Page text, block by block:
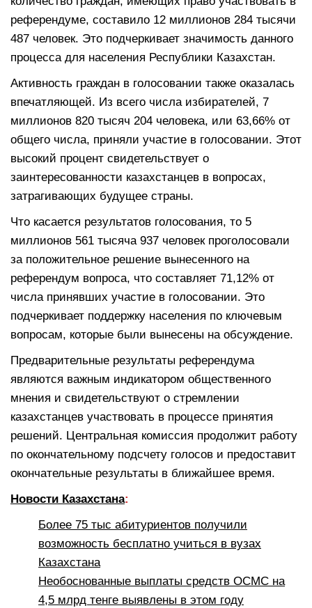
референдуме, составило 12 миллионов 284 тысячи
487 человек. Это подчеркивает значимость данного
процесса для населения Республики Казахстан.
Активность граждан в голосовании также оказалась
впечатляющей. Из всего числа избирателей, 7
миллионов 820 тысяч 204 человека, или 63,66% от
общего числа, приняли участие в голосовании. Этот
высокий процент свидетельствует о
заинтересованности казахстанцев в вопросах,
затрагивающих будущее страны.
Что касается результатов голосования, то 5
миллионов 561 тысяча 937 человек проголосовали
за положительное решение вынесенного на
референдум вопроса, что составляет 71,12% от
числа принявших участие в голосовании. Это
подчеркивает поддержку населения по ключевым
вопросам, которые были вынесены на обсуждение.
Предварительные результаты референдума
являются важным индикатором общественного
мнения и свидетельствуют о стремлении
казахстанцев участвовать в процессе принятия
решений. Центральная комиссия продолжит работу
по окончательному подсчету голосов и предоставит
окончательные результаты в ближайшее время.
Новости Казахстана:
Более 75 тыс абитуриентов получили
возможность бесплатно учиться в вузах
Казахстана
Необоснованные выплаты средств ОСМС на
4,5 млрд тенге выявлены в этом году